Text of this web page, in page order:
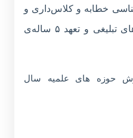
خطابه و کلاس‌داری و
ذکر مصیبت، کسب مهارت‌های تبلیغی و تعهد ۵ ساله‌ی
حوزه های علمیه سال